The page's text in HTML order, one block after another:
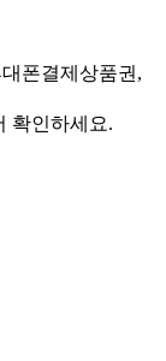
폰결제상품권,
확인하세요.